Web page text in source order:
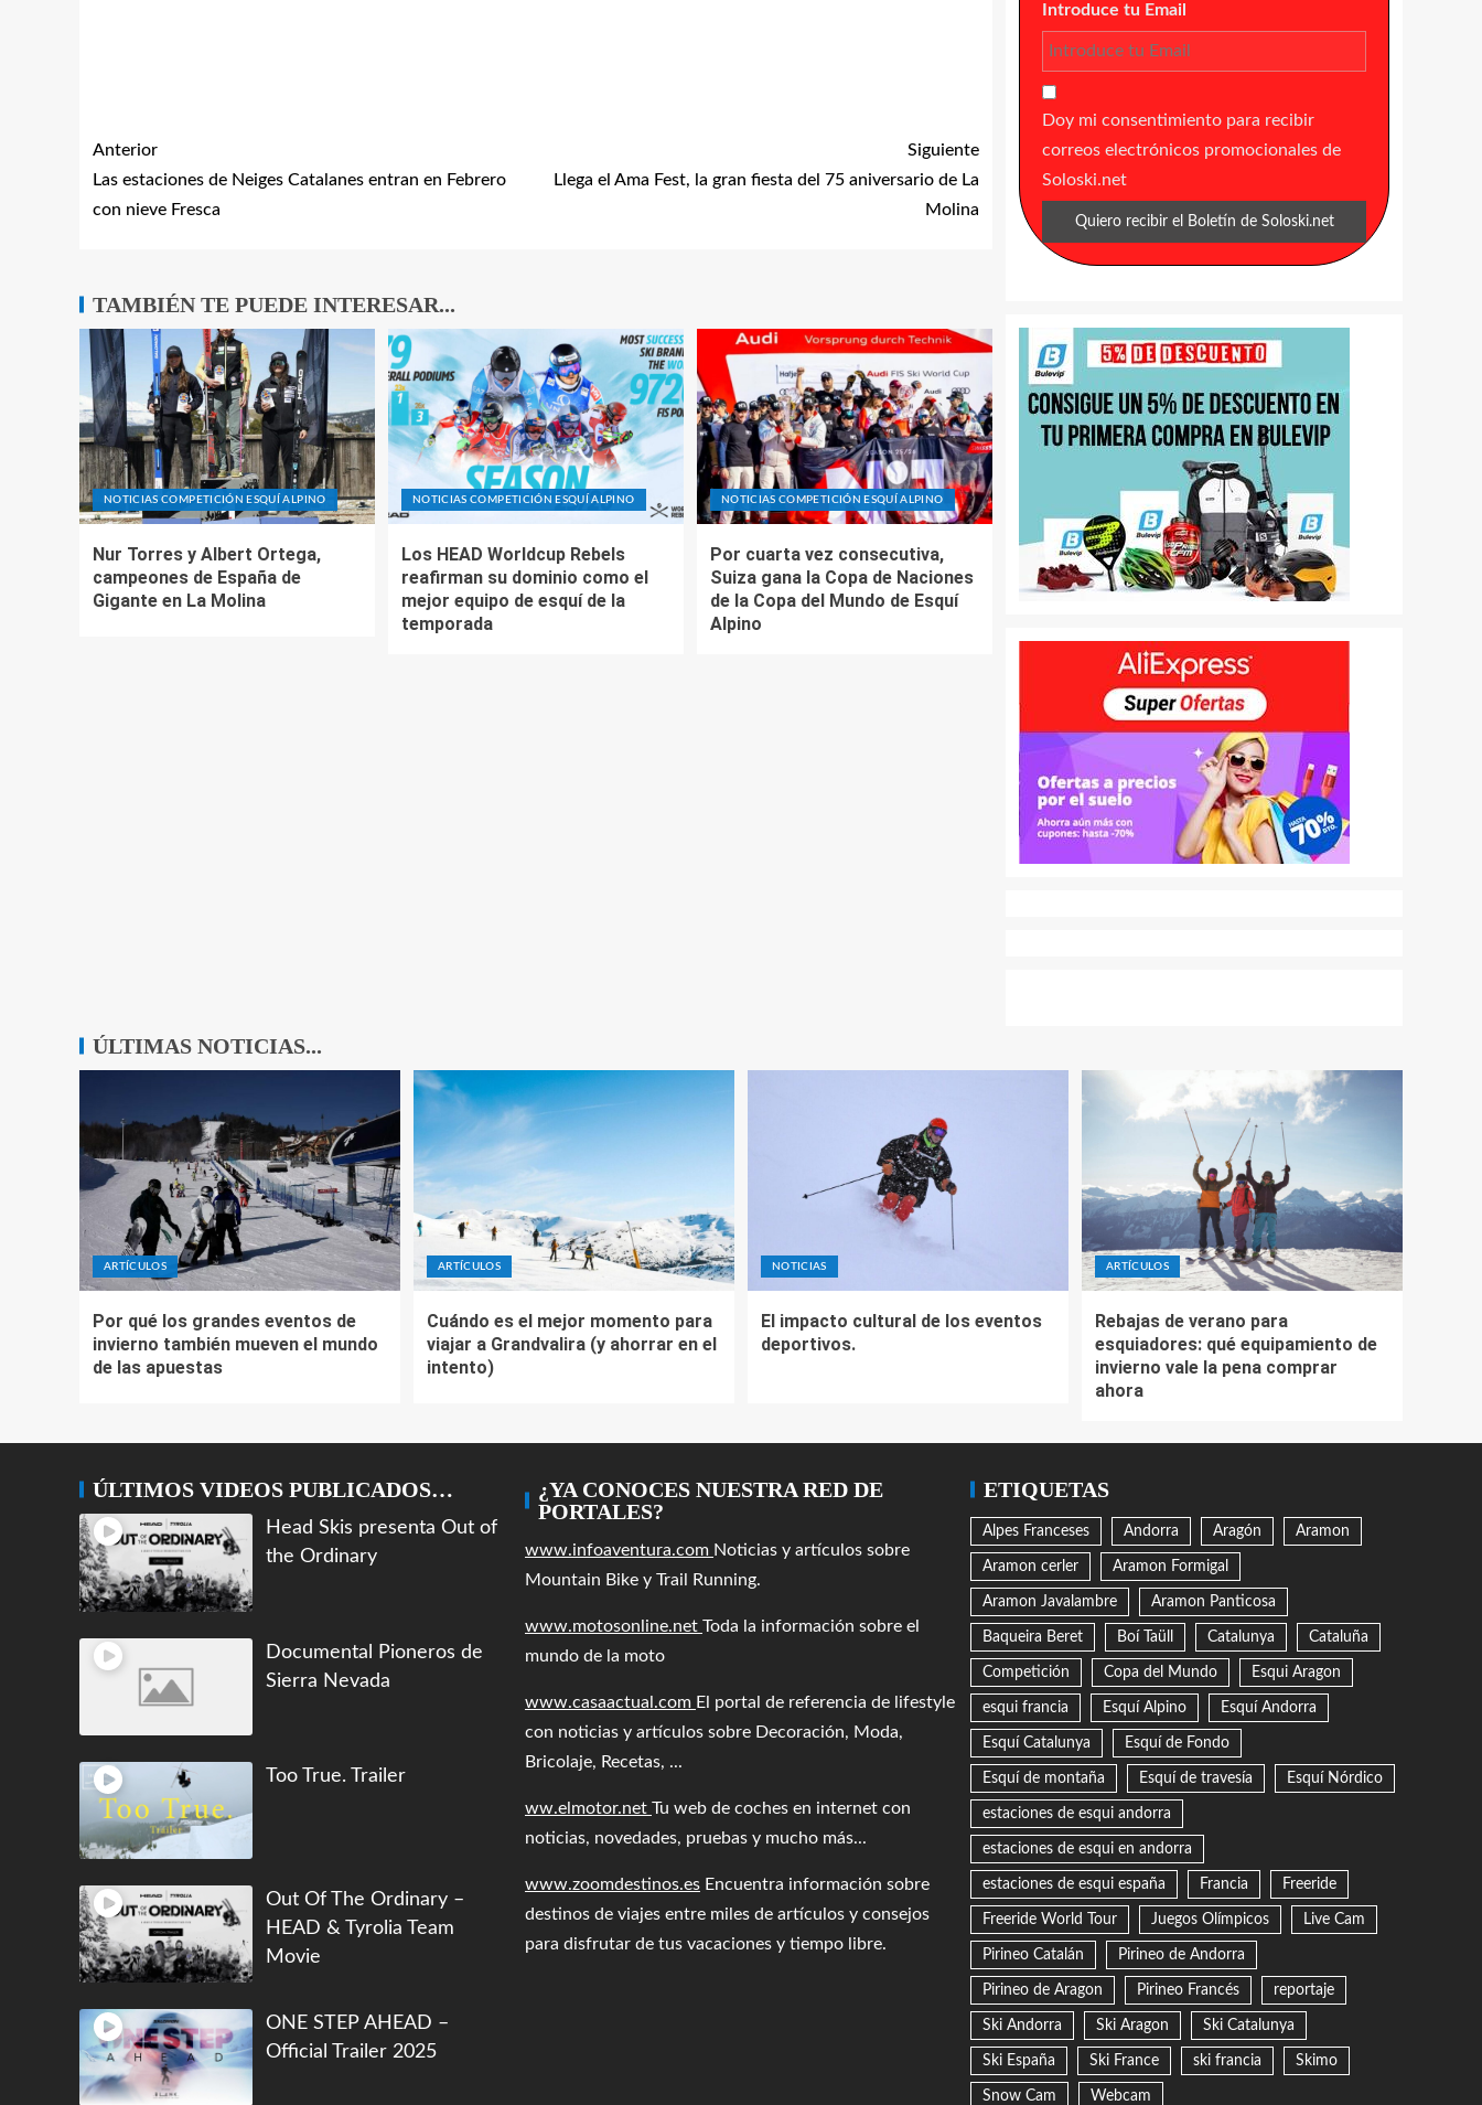
Anterior
Las estaciones de Neiges Catalanes entran en Febrero
con nieve Fresca
Siguiente
Llega el Ama Fest, la gran fiesta del 75 aniversario de La
Molina
TAMBIÉN TE PUEDE INTERESAR...
NOTICIAS COMPETICIÓN ESQUÍ ALPINO
Nur Torres y Albert Ortega,
campeones de España de
Gigante en La Molina
NOTICIAS COMPETICIÓN ESQUÍ ALPINO
Los HEAD Worldcup Rebels
reafirman su dominio como el
mejor equipo de esquí de la
temporada
NOTICIAS COMPETICIÓN ESQUÍ ALPINO
Por cuarta vez consecutiva,
Suiza gana la Copa de Naciones
de la Copa del Mundo de Esquí
Alpino
Introduce tu Email
Doy mi consentimiento para recibir
correos electrónicos promocionales de
Soloski.net
ÚLTIMAS NOTICIAS...
ARTÍCULOS
Por qué los grandes eventos de
invierno también mueven el mundo
de las apuestas
ARTÍCULOS
Cuándo es el mejor momento para
viajar a Grandvalira (y ahorrar en el
intento)
NOTICIAS
El impacto cultural de los eventos
deportivos.
ARTÍCULOS
Rebajas de verano para
esquiadores: qué equipamiento de
invierno vale la pena comprar
ahora
ÚLTIMOS VIDEOS PUBLICADOS…
Head Skis presenta Out of
the Ordinary
Documental Pioneros de
Sierra Nevada
Too True. Trailer
Out Of The Ordinary –
HEAD & Tyrolia Team
Movie
ONE STEP AHEAD –
Official Trailer 2025
¿YA CONOCES NUESTRA RED DE
PORTALES?
www.infoaventura.com Noticias y artículos sobre
Mountain Bike y Trail Running.
www.motosonline.net Toda la información sobre el
mundo de la moto
www.casaactual.com El portal de referencia de lifestyle
con noticias y artículos sobre Decoración, Moda,
Bricolaje, Recetas, ...
ww.elmotor.net Tu web de coches en internet con
noticias, novedades, pruebas y mucho más...
www.zoomdestinos.es Encuentra información sobre
destinos de viajes entre miles de artículos y consejos
para disfrutar de tus vacaciones y tiempo libre.
ETIQUETAS
Alpes Franceses Andorra Aragón Aramon
Aramon cerler Aramon Formigal
Aramon Javalambre Aramon Panticosa
Baqueira Beret Boí Taüll Catalunya Cataluña
Competición Copa del Mundo Esqui Aragon
esqui francia Esquí Alpino Esquí Andorra
Esquí Catalunya Esquí de Fondo
Esquí de montaña Esquí de travesía Esquí Nórdico
estaciones de esqui andorra
estaciones de esqui en andorra
estaciones de esqui españa Francia Freeride
Freeride World Tour Juegos Olímpicos Live Cam
Pirineo Catalán Pirineo de Andorra
Pirineo de Aragon Pirineo Francés reportaje
Ski Andorra Ski Aragon Ski Catalunya
Ski España Ski France ski francia Skimo
Snow Cam Webcam